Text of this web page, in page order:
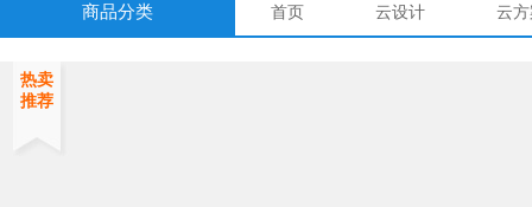
商品分类 首页 云设计 云
热卖
推荐